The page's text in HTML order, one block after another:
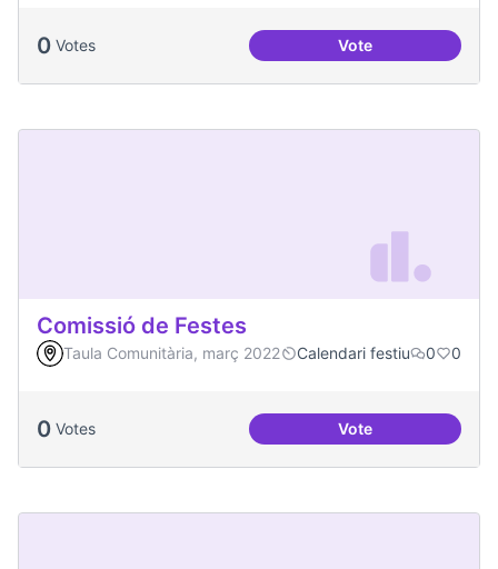
0 Votes VoteProcessos
Comissió de Festes
Taula Comunitària, març 2022 Calendari festiu 0 0
0 Votes VoteComissió de